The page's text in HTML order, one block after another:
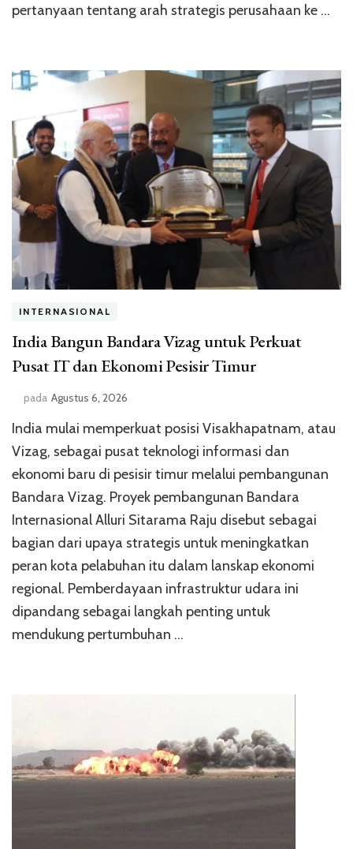
pertanyaan tentang arah strategis perusahaan ke …
INTERNASIONAL
India Bangun Bandara Vizag untuk Perkuat
Pusat IT dan Ekonomi Pesisir Timur
pada Agustus 6, 2026
India mulai memperkuat posisi Visakhapatnam, atau
Vizag, sebagai pusat teknologi informasi dan
ekonomi baru di pesisir timur melalui pembangunan
Bandara Vizag. Proyek pembangunan Bandara
Internasional Alluri Sitarama Raju disebut sebagai
bagian dari upaya strategis untuk meningkatkan
peran kota pelabuhan itu dalam lanskap ekonomi
regional. Pemberdayaan infrastruktur udara ini
dipandang sebagai langkah penting untuk
mendukung pertumbuhan …